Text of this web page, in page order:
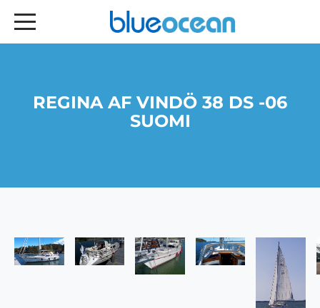
REGINA AF VINDÖ 38 DS -06
SUOMI